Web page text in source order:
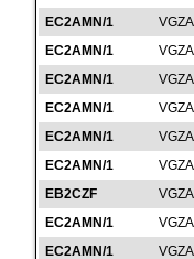
EC2AMN/1
EC2AMN/1
EC2AMN/1
EC2AMN/1
EC2AMN/1
EC2AMN/1
EB2CZF
EC2AMN/1
EC2AMN/1